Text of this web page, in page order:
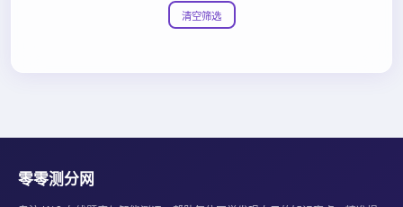
清空筛选
零零测分网